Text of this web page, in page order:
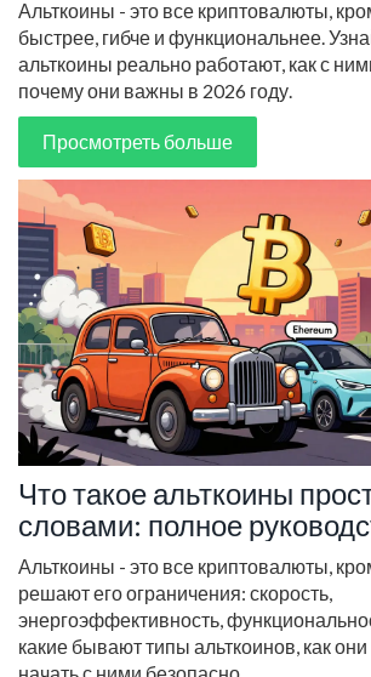
Альткоины - это все криптовалюты,
быстрее, гибче и функциональнее.
альткоины реально работают, как с
почему они важны в 2026 году.
Просмотреть больше
Что такое альткоины
словами: полное
Альткоины - это все криптовалюты,
решают его ограничения: скорость,
энергоэффективность,
какие бывают типы альткоинов, как
начать с ними безопасно.